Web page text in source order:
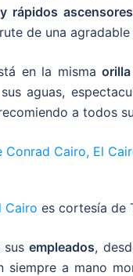
rápidos
de una agradable
en la misma
aguas,
a todos
Cairo es cortesía de
susempleados,
a mano